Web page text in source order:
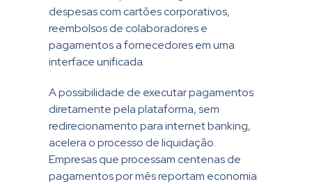
despesas com cartões corporativos,
reembolsos de colaboradores e
pagamentos a fornecedores em uma
interface unificada.
A possibilidade de executar pagamentos
diretamente pela plataforma, sem
redirecionamento para internet banking,
acelera o processo de liquidação.
Empresas que processam centenas de
pagamentos por mês reportam economia